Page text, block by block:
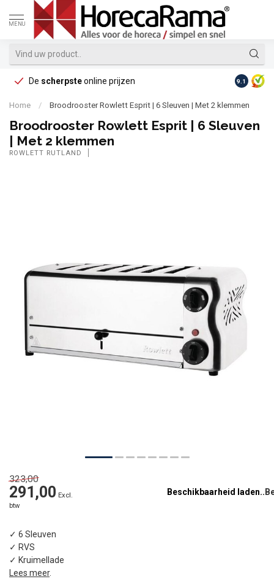
MENU
De scherpsteonline prijzen Op
9.1
Home / Broodrooster Rowlett Esprit | 6 Sleuven | Met 2 klemmen
Broodrooster Rowlett Esprit | 6 Sleuven
| Met 2 klemmen
ROWLETT RUTLAND
323,00
291,00 Excl.
btw
Beschikbaarheid laden..
✓ 6 Sleuven
✓ RVS
✓ Kruimellade
Lees meer.